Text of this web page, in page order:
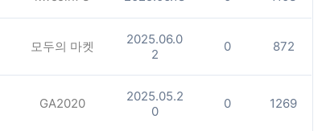
모두의 마켓
2025.06.0
2
0 872
GA2020
2025.05.2
0
0 1269